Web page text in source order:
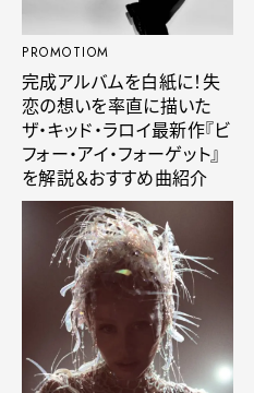
PROMOTIOM
完成アルバムを白紙に！失
恋の想いを率直に描いた
ザ・キッド・ラロイ最新作『ビ
フォー・アイ・フォーゲット』
を解説＆おすすめ曲紹介